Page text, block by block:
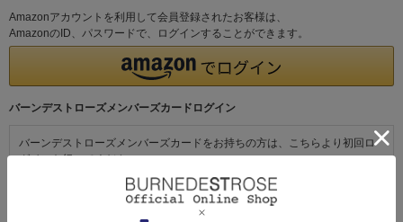
Amazonアカウントを利用して会員登録されたお客様は、
AmazonのID、パスワードで、ログインすることができます。
バーンデストローズメンバーズカードログイン
バーンデストローズメンバーズカードをお持ちの方は、こちらより初回ロ
グインを行ってください。